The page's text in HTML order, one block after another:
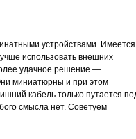
устройствами. Имеется
использовать внешних
удачное решение —
миниатюрны и при этом
кабель только путается
смысла нет. Советуем